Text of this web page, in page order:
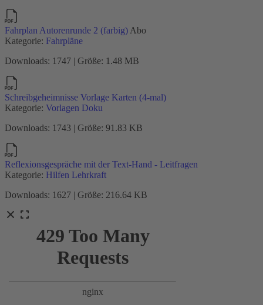
Fahrplan Autorenrunde 2 (farbig) Abo
Kategorie: Fahrpläne
Downloads: 1747 | Größe: 1.48 MB
Schreibgeheimnisse Vorlage Karten (4-mal)
Kategorie: Vorlagen Doku
Downloads: 1743 | Größe: 91.83 KB
Reflexionsgespräche mit der Text-Hand - Leitfragen
Kategorie: Hilfen Lehrkraft
Downloads: 1627 | Größe: 216.64 KB